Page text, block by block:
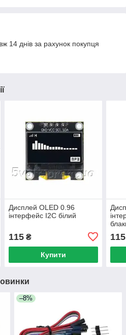
14 днів за рахунок покупця
Дисплей OLED 0.96
інтерфейс I2C білий
115₴
Купити
115
–8%